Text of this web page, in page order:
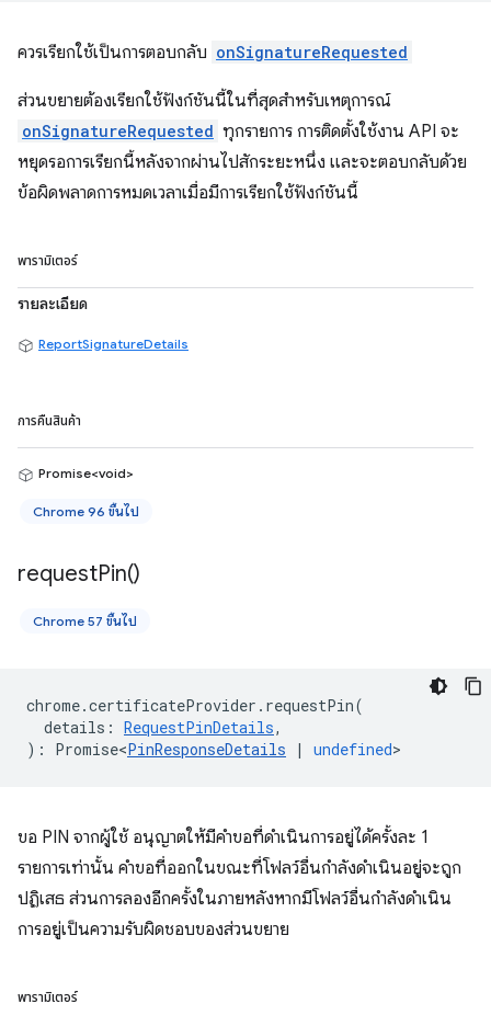
ควรเรียกใช้เป็นการตอบกลับ onSignatureRequested
ส่วนขยายต้องเรียกใช้ฟังก์ชันนี้ในที่สุดสำหรับเหตุการณ์
onSignatureRequested ทุกรายการ การติดตั้งใช้งาน API จะ
หยุดรอการเรียกนี้หลังจากผ่านไปสักระยะหนึ่ง และจะตอบกลับด้วย
ข้อผิดพลาดการหมดเวลาเมื่อมีการเรียกใช้ฟังก์ชันนี้
พารามิเตอร์
รายละเอียด
ReportSignatureDetails
การคืนสินค้า
Promise<void>
Chrome 96 ขึ้นไป
requestPin()
Chrome 57 ขึ้นไป
chrome.certificateProvider . requestPin(
details : RequestPinDetails,
) : Promise<PinResponseDetails | undefined>
ขอ PIN จากผู้ใช้ อนุญาตให้มีคำขอที่ดำเนินการอยู่ได้ครั้งละ 1
รายการเท่านั้น คำขอที่ออกในขณะที่โฟลว์อื่นกำลังดำเนินอยู่จะถูก
ปฏิเสธ ส่วนการลองอีกครั้งในภายหลังหากมีโฟลว์อื่นกำลังดำเนิน
การอยู่เป็นความรับผิดชอบของส่วนขยาย
พารามิเตอร์